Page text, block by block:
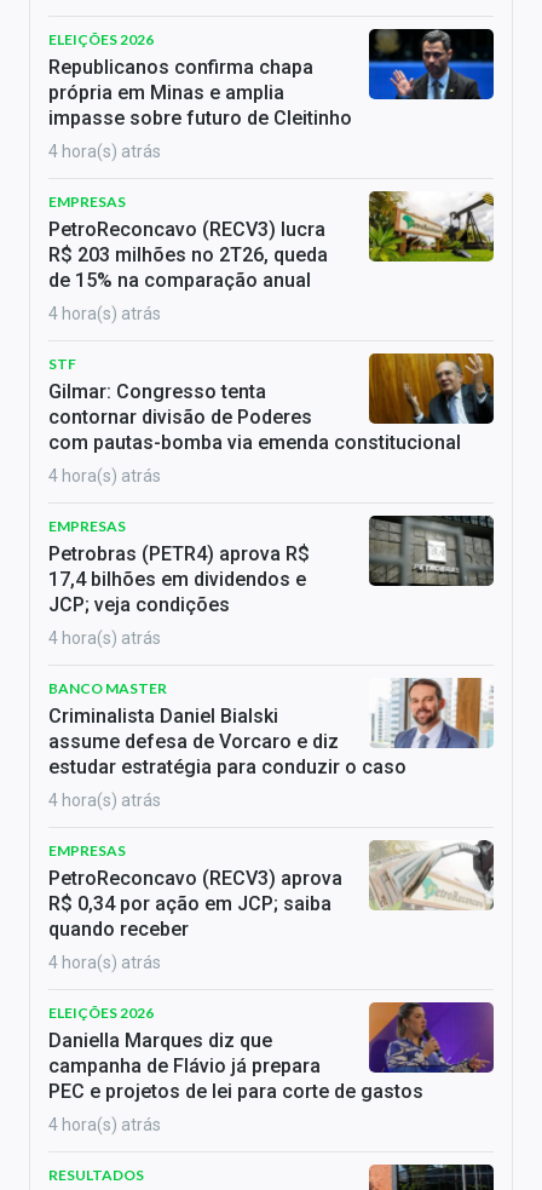
ELEIÇÕES 2026
Republicanos confirma chapa
própria em Minas e amplia
impasse sobre futuro de Cleitinho
4 hora(s) atrás
EMPRESAS
PetroReconcavo (RECV3) lucra
R$ 203 milhões no 2T26, queda
de 15% na comparação anual
4 hora(s) atrás
STF
Gilmar: Congresso tenta
contornar divisão de Poderes
com pautas-bomba via emenda constitucional
4 hora(s) atrás
EMPRESAS
Petrobras (PETR4) aprova R$
17,4 bilhões em dividendos e
JCP; veja condições
4 hora(s) atrás
BANCO MASTER
Criminalista Daniel Bialski
assume defesa de Vorcaro e diz
estudar estratégia para conduzir o caso
4 hora(s) atrás
EMPRESAS
PetroReconcavo (RECV3) aprova
R$ 0,34 por ação em JCP; saiba
quando receber
4 hora(s) atrás
ELEIÇÕES 2026
Daniella Marques diz que
campanha de Flávio já prepara
PEC e projetos de lei para corte de gastos
4 hora(s) atrás
RESULTADOS